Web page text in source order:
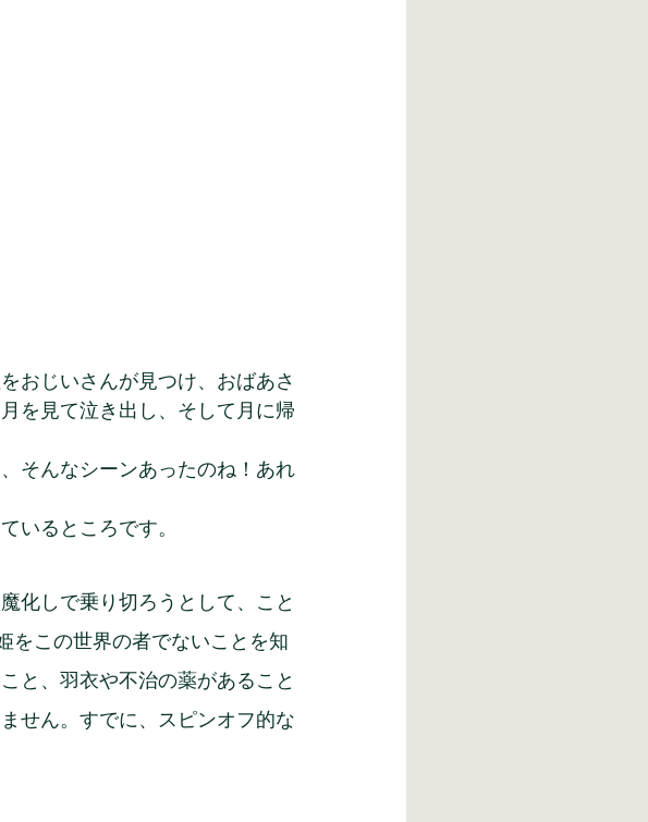
おじいさんが見つけ、おばあさ
を見て泣き出し、そして月に帰
そんなシーンあったのね！あれ
いるところです。
化しで乗り切ろうとして、こと
をこの世界の者でないことを知
と、羽衣や不治の薬があること
せん。すでに、スピンオフ的な